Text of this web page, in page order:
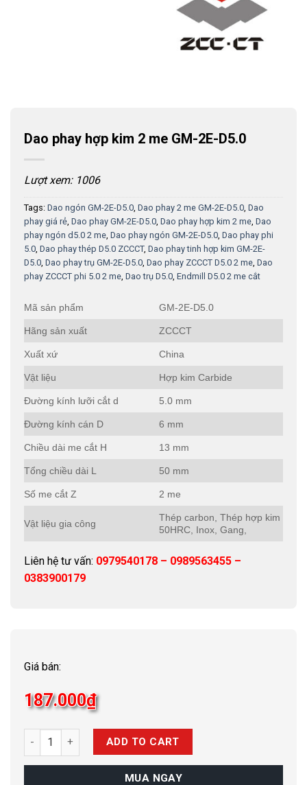
Dao phay hợp kim 2 me GM-2E-D5.0
Lượt xem: 1006
Tags: Dao ngón GM-2E-D5.0, Dao phay 2 me GM-2E-D5.0, Dao
phay giá rẻ, Dao phay GM-2E-D5.0, Dao phay hợp kim 2 me, Dao
phay ngón d5.0 2 me, Dao phay ngón GM-2E-D5.0, Dao phay phi
5.0, Dao phay thép D5.0 ZCCCT, Dao phay tinh hợp kim GM-2E-
D5.0, Dao phay trụ GM-2E-D5.0, Dao phay ZCCCT D5.0 2 me, Dao
phay ZCCCT phi 5.0 2 me, Dao trụ D5.0, Endmill D5.0 2 me cắt
Mã sản phẩm GM-2E-D5.0
Hãng sản xuất ZCCCT
Xuất xứ China
Vật liệu Hợp kim Carbide
Đường kính lưỡi cắt d 5.0 mm
Đường kính cán D 6 mm
Chiều dài me cắt H 13 mm
Tổng chiều dài L 50 mm
Số me cắt Z 2 me
Vật liệu gia công
Thép carbon, Thép hợp kim
50HRC, Inox, Gang,
Liên hệ tư vấn: 0979540178 – 0989563455 –
0383900179
Giá bán:
187.000₫
Quantity ADD TO CART
MUA NGAY